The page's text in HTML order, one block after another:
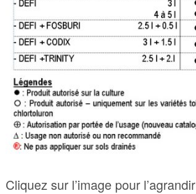
Cliquez sur l’image pour l’agrandir